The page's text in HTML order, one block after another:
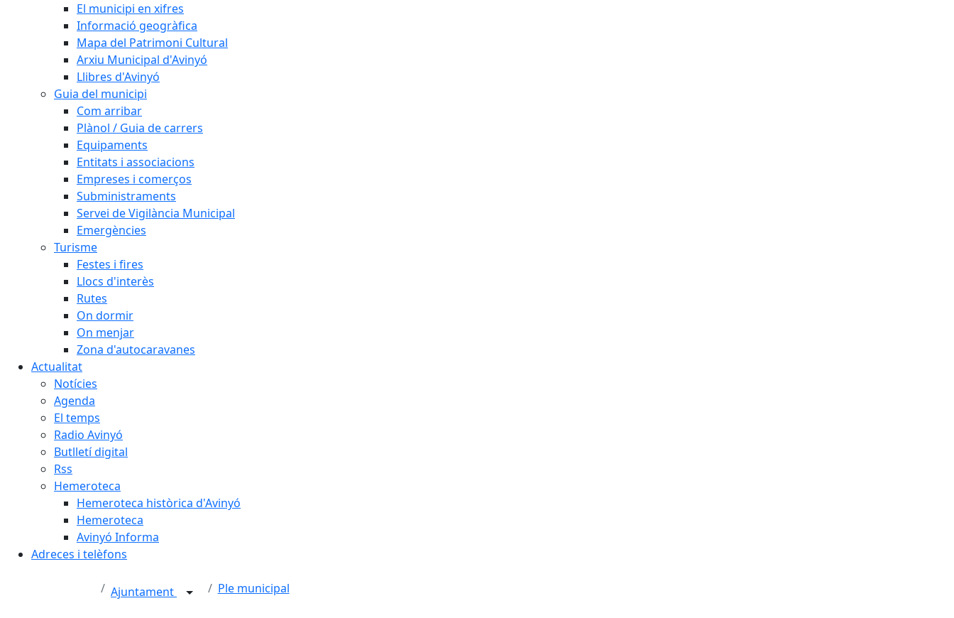
El municipi en xifres
Informació geogràfica
Mapa del Patrimoni Cultural
Arxiu Municipal d'Avinyó
Llibres d'Avinyó
Guia del municipi
Com arribar
Plànol / Guia de carrers
Equipaments
Entitats i associacions
Empreses i comerços
Subministraments
Servei de Vigilància Municipal
Emergències
Turisme
Festes i fires
Llocs d'interès
Rutes
On dormir
On menjar
Zona d'autocaravanes
Actualitat
Notícies
Agenda
El temps
Radio Avinyó
Butlletí digital
Rss
Hemeroteca
Hemeroteca històrica d'Avinyó
Hemeroteca
Avinyó Informa
Adreces i telèfons
Ajuntament Ple municipal